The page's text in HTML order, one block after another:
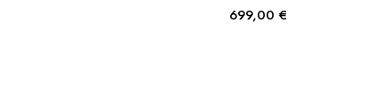
699,00 €